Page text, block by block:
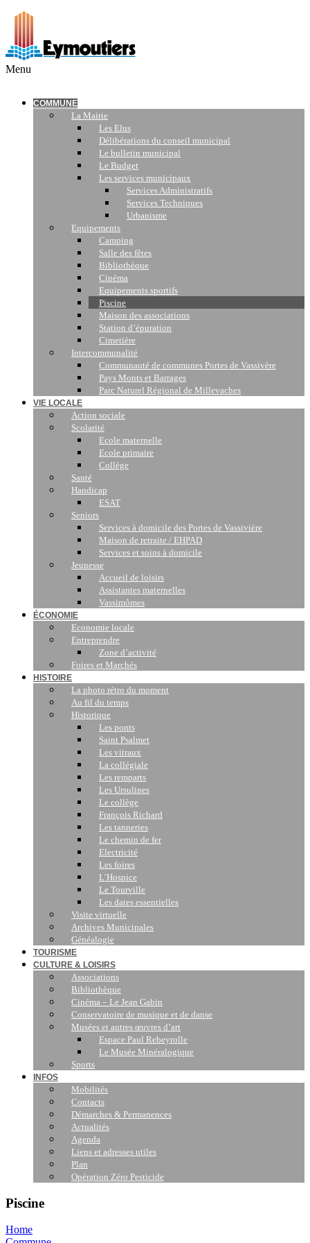
Menu
COMMUNE
La Mairie
Les Elus
Délibérations du conseil municipal
Le bulletin municipal
Le Budget
Les services municipaux
Services Administratifs
Services Techniques
Urbanisme
Equipements
Camping
Salle des fêtes
Bibliothèque
Cinéma
Equipements sportifs
Piscine
Maison des associations
Station d’épuration
Cimetière
Intercommunalité
Communauté de communes Portes de Vassivère
Pays Monts et Barrages
Parc Naturel Régional de Millevaches
VIE LOCALE
Action sociale
Scolarité
Ecole maternelle
Ecole primaire
Collège
Santé
Handicap
ESAT
Seniors
Services à domicile des Portes de Vassivière
Maison de retraite / EHPAD
Services et soins à domicile
Jeunesse
Accueil de loisirs
Assistantes maternelles
Vassimômes
ÉCONOMIE
Economie locale
Entreprendre
Zone d’activité
Foires et Marchés
HISTOIRE
La photo rétro du moment
Au fil du temps
Historique
Les ponts
Saint Psalmet
Les vitraux
La collégiale
Les remparts
Les Ursulines
Le collège
François Richard
Les tanneries
Le chemin de fer
Electricité
Les foires
L’Hospice
Le Tourville
Les dates essentielles
Visite virtuelle
Archives Municipales
Généalogie
TOURISME
CULTURE & LOISIRS
Associations
Bibliothèque
Cinéma – Le Jean Gabin
Conservatoire de musique et de danse
Musées et autres œuvres d’art
Espace Paul Rebeyrolle
Le Musée Minéralogique
Sports
INFOS
Mobilités
Contacts
Démarches & Permanences
Actualités
Agenda
Liens et adresses utiles
Plan
Opération Zéro Pesticide
Piscine
Home